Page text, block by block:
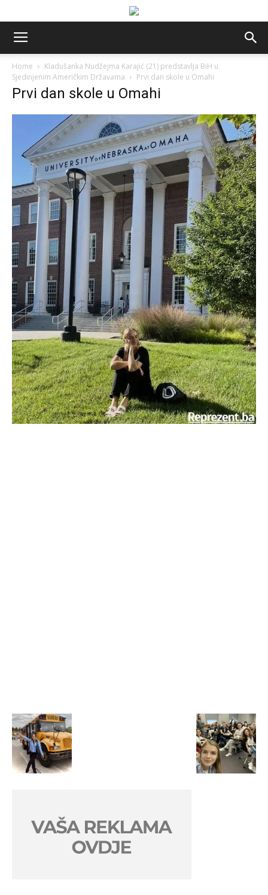
Home
Kladušanka Nudžejma Karajić (21) predstavlja BiH u
Sjedinjenim Američkim Državama
Prvi dan skole u Omahi
Prvi dan skole u Omahi